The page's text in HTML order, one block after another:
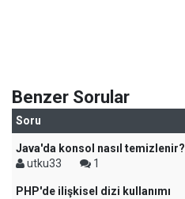
Benzer Sorular
Soru
Java'da konsol nasıl temizlenir?
utku33
1
PHP'de ilişkisel dizi kullanımı